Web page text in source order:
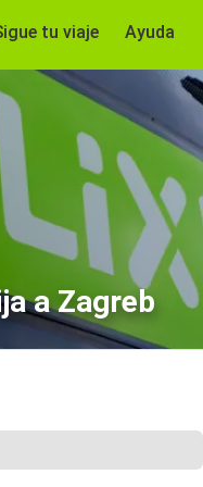
tu viaje Ayuda
a Zagreb